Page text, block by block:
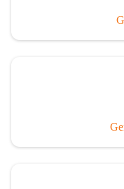
Anschluss an das
Weltkrieg ausbrach,
26 Männer an der
Von 1971 bis 1991
Ollersdorf. Durch den
wurde Wörterberg
Die Gemeinde liegt